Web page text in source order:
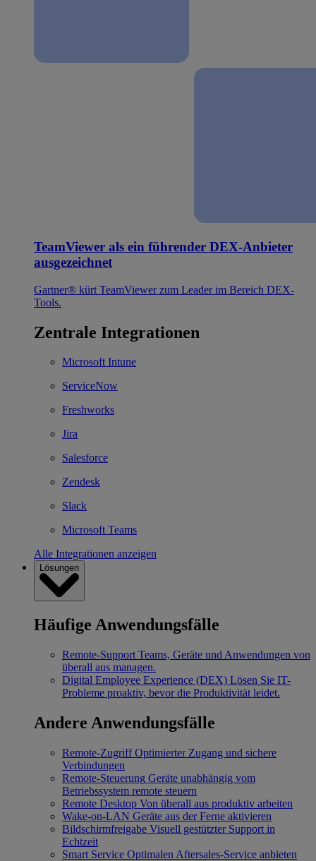
TeamViewer als ein führender DEX-Anbieter
ausgezeichnet
Gartner® kürt TeamViewer zum Leader im Bereich DEX-
Tools.
Zentrale Integrationen
Microsoft Intune
ServiceNow
Freshworks
Jira
Salesforce
Zendesk
Slack
Microsoft Teams
Alle Integrationen anzeigen
Lösungen
Häufige Anwendungsfälle
Remote-Support Teams, Geräte und Anwendungen von
überall aus managen.
Digital Employee Experience (DEX) Lösen Sie IT-
Probleme proaktiv, bevor die Produktivität leidet.
Andere Anwendungsfälle
Remote-Zugriff Optimierter Zugang und sichere
Verbindungen
Remote-Steuerung Geräte unabhängig vom
Betriebssystem remote steuern
Remote Desktop Von überall aus produktiv arbeiten
Wake-on-LAN Geräte aus der Ferne aktivieren
Bildschirmfreigabe Visuell gestützter Support in
Echtzeit
Smart Service Optimalen Aftersales-Service anbieten